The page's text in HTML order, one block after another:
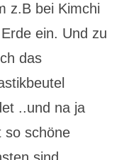
z.B bei Kimchi
ein. Und zu
das
..und na ja
so schöne